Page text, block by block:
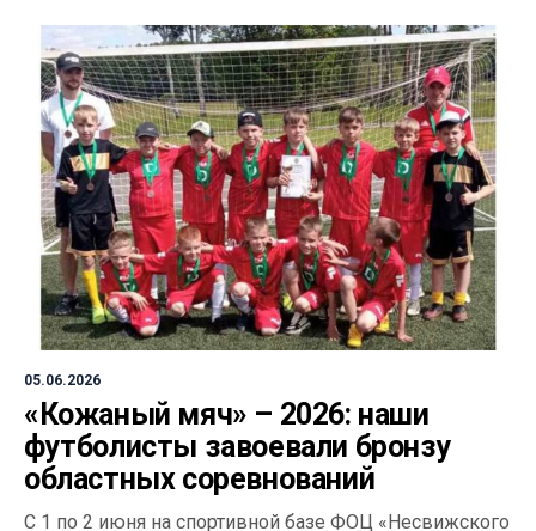
05.06.2026
«Кожаный мяч» – 2026: наши
футболисты завоевали бронзу
областных соревнований
С 1 по 2 июня на спортивной базе ФОЦ «Несвижского